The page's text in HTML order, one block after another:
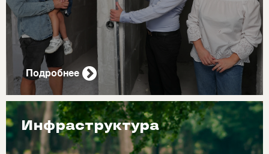
Подробнее
Инфраструктура